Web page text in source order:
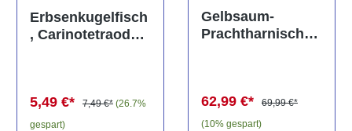
Durchschnittliche Bewertung von 5 von 5 Sternen
Erbsenkugelfisch
, Carinotetraodon
5,49 €* 7,49 €* (26.7%
gespart)
Gelbsaum-
Prachtharnischw
62,99 €*
69,99 €*
(10% gespart)